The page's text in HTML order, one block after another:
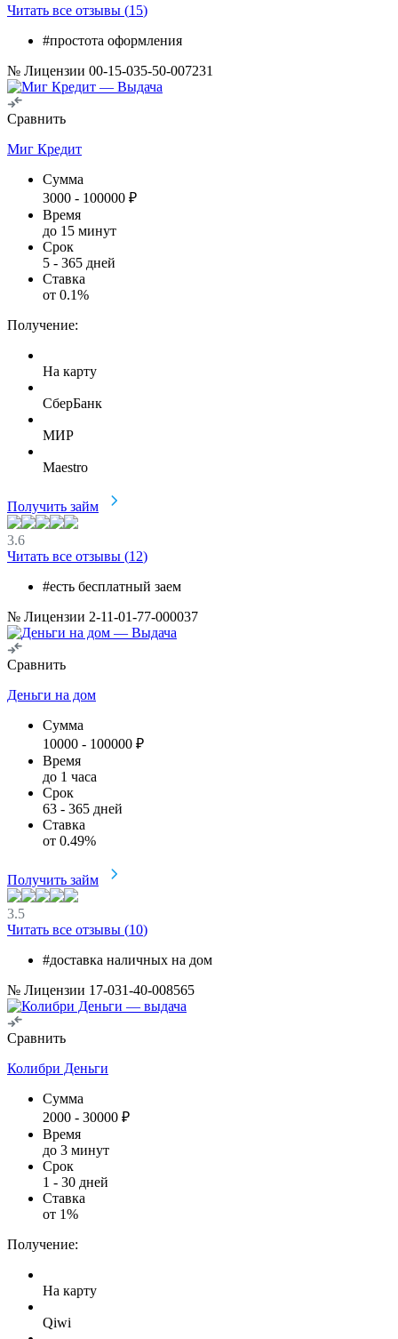
Читать все отзывы (15)
#простота оформления
№ Лицензии 00-15-035-50-007231
Сравнить
Миг Кредит
Сумма
3000 - 100000 ₽
Время
до 15 минут
Срок
5 - 365 дней
Ставка
от 0.1%
Получение:
На карту
СберБанк
МИР
Maestro
Получить займ
3.6
Читать все отзывы (12)
#есть бесплатный заем
№ Лицензии 2-11-01-77-000037
Сравнить
Деньги на дом
Сумма
10000 - 100000 ₽
Время
до 1 часа
Срок
63 - 365 дней
Ставка
от 0.49%
Получить займ
3.5
Читать все отзывы (10)
#доставка наличных на дом
№ Лицензии 17-031-40-008565
Сравнить
Колибри Деньги
Сумма
2000 - 30000 ₽
Время
до 3 минут
Срок
1 - 30 дней
Ставка
от 1%
Получение:
На карту
Qiwi